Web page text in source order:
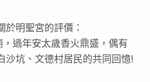
明聖宮的評價：
過年安太歲香火鼎盛，偶有
沙坑、文德村居民的共同回憶!